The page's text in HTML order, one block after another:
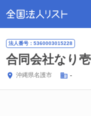
法人番号：5360003015228
合同会社なり壱
沖縄県名護市 -